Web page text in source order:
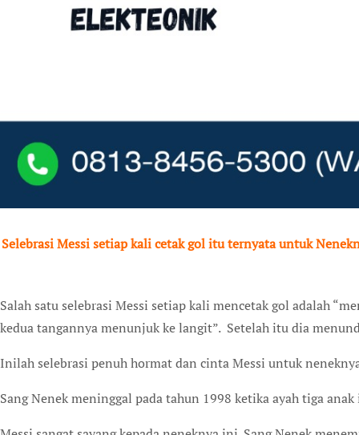
Selebrasi Messi setiap kali cetak gol itu ternyata untuk
Salah satu selebrasi Messi setiap kali mencetak gol adalah
kedua tangannya menunjuk ke langit”. Setelah itu dia
Inilah selebrasi penuh hormat dan cinta Messi untuk
Sang Nenek meninggal pada tahun 1998 ketika ayah tiga